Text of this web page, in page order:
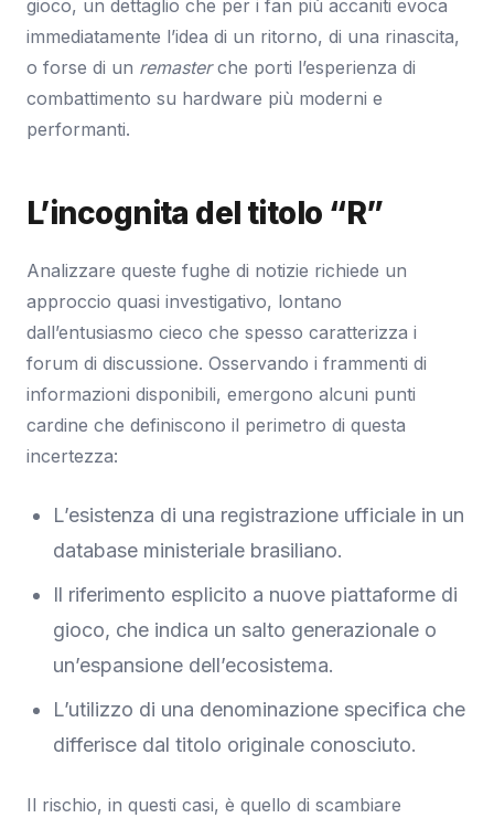
gioco, un dettaglio che per i fan più accaniti evoca
immediatamente l’idea di un ritorno, di una rinascita,
o forse di un remasterche porti l’esperienza di
combattimento su hardware più moderni e
performanti.
L’incognita del titolo “R”
Analizzare queste fughe di notizie richiede un
approccio quasi investigativo, lontano
dall’entusiasmo cieco che spesso caratterizza i
forum di discussione. Osservando i frammenti di
informazioni disponibili, emergono alcuni punti
cardine che definiscono il perimetro di questa
incertezza:
L’esistenza di una registrazione ufficiale in un
database ministeriale brasiliano.
Il riferimento esplicito a nuove piattaforme di
gioco, che indica un salto generazionale o
un’espansione dell’ecosistema.
L’utilizzo di una denominazione specifica che
differisce dal titolo originale conosciuto.
Il rischio, in questi casi, è quello di scambiare